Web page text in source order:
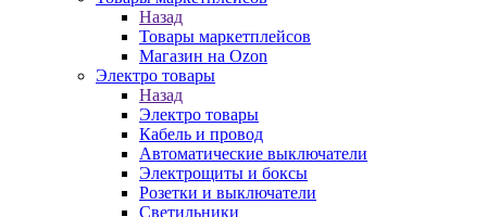
Назад
Товары маркетплейсов
Магазин на Ozon
Электро товары
Назад
Электро товары
Кабель и провод
Автоматические выключатели
Электрощиты и боксы
Розетки и выключатели
Светильники